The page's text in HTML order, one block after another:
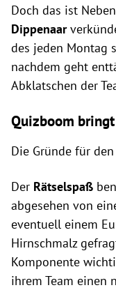
Doch das ist
Dippenaar
des jeden Montag
nachdem geht
Abklatschen der
Quizboom
Die Gründe für
Der Rätselspaß
abgesehen von
eventuell einem
Hirnschmalz
Komponente
ihrem Team einen